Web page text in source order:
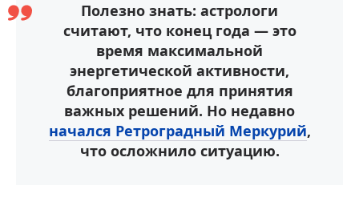
Полезно знать: астрологи
считают, что конец года — это
время максимальной
энергетической активности,
благоприятное для принятия
важных решений. Но недавно
начался Ретроградный Меркурий,
что осложнило ситуацию.